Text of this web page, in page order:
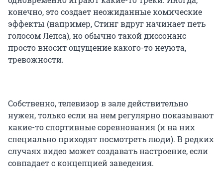
конечно, это создает неожиданные комические
эффекты (например, Стинг вдруг начинает петь
голосом Лепса), но обычно такой диссонанс
просто вносит ощущение какого-то неуюта,
тревожности.
Собственно, телевизор в зале действительно
нужен, только если на нем регулярно показывают
какие-то спортивные соревнования (и на них
специально приходят посмотреть люди). В редких
случаях видео может создавать настроение, если
совпадает с концепцией заведения.